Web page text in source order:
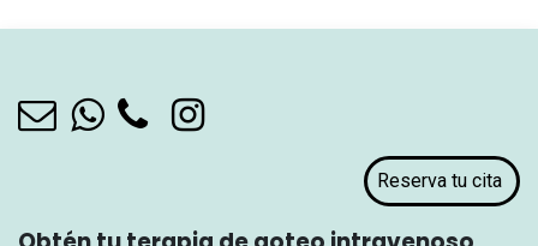
Reserva tu cita​​​​​​ ​​​​​​​​